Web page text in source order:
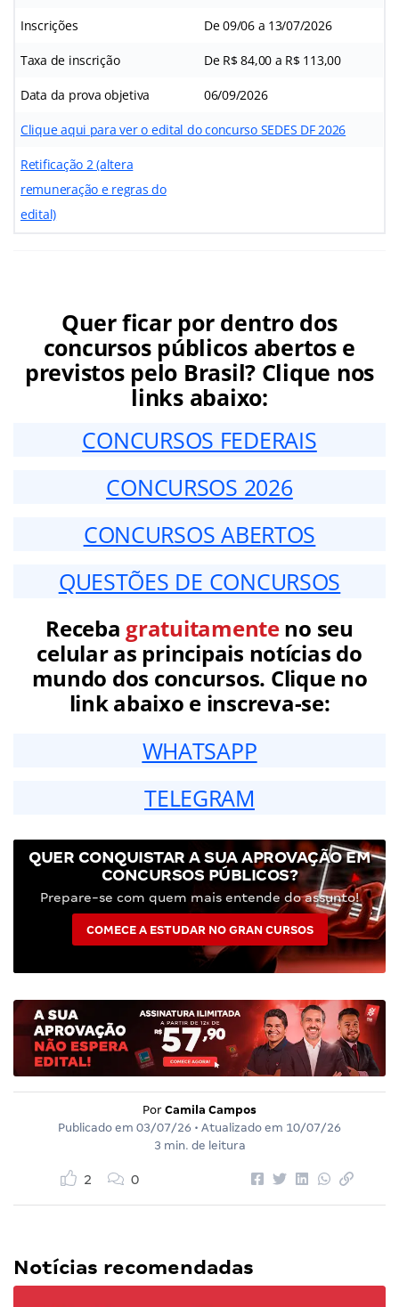
Inscrições De 09/06 a 13/07/2026
Taxa de inscrição De R$ 84,00 a R$ 113,00
Data da prova objetiva 06/09/2026
Clique aqui para ver o edital do concurso SEDES DF 2026
Retificação 2 (altera
remuneração e regras do
edital)
Quer ficar por dentro dos
concursos públicos abertos e
previstos pelo Brasil? Clique nos
links abaixo:
CONCURSOS FEDERAIS
CONCURSOS 2026
CONCURSOS ABERTOS
QUESTÕES DE CONCURSOS
Receba gratuitamenteno seu
celular as principais notícias do
mundo dos concursos. Clique no
link abaixo e inscreva-se:
WHATSAPP
TELEGRAM
QUER CONQUISTAR A SUA APROVAÇÃO EM
CONCURSOS PÚBLICOS?
Prepare-se com quem mais entende do assunto!
COMECE A ESTUDAR NO GRAN CURSOS
Por Camila Campos
Publicado em 03/07/26 • Atualizado em 10/07/26
3 min. de leitura
2 0
Notícias recomendadas